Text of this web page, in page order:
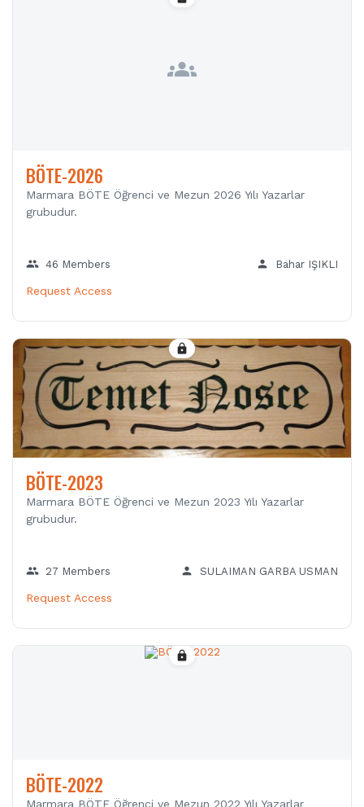
groups
BÖTE-2026
Marmara BÖTE Öğrenci ve Mezun 2026 Yılı Yazarlar
grubudur.
group 46 Members person Bahar IŞIKLI
Request Access
lock
BÖTE-2023
Marmara BÖTE Öğrenci ve Mezun 2023 Yılı Yazarlar
grubudur.
group 27 Members person SULAIMAN GARBA USMAN
Request Access
lock
BÖTE-2022
Marmara BÖTE Öğrenci ve Mezun 2022 Yılı Yazarlar